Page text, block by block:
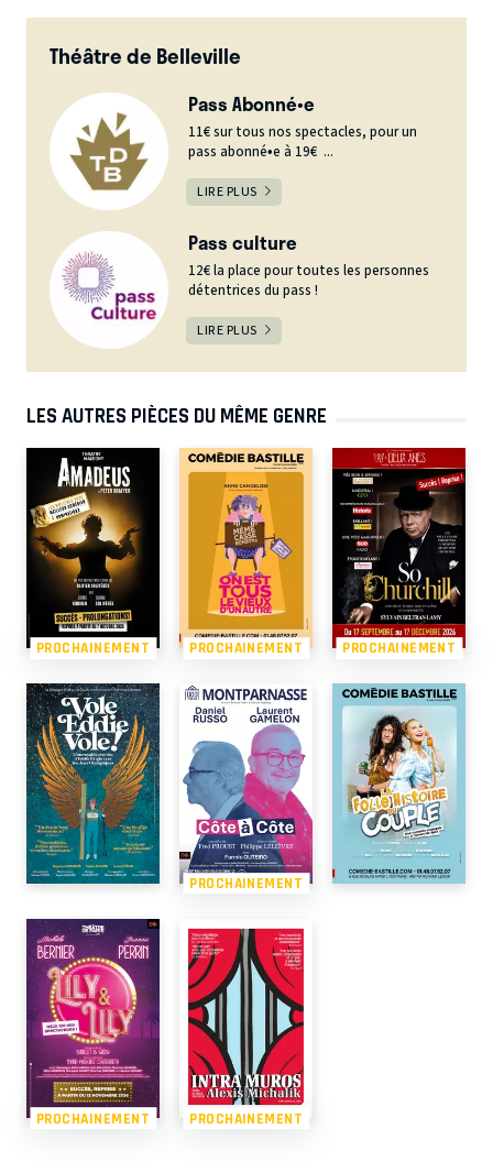
Théâtre de Belleville
Pass Abonné•e
11€ sur tous nos spectacles, pour un
pass abonné•e à 19€ ...
LIRE PLUS
Pass culture
12€ la place pour toutes les personnes
détentrices du pass !
LIRE PLUS
LES AUTRES PIÈCES DU MÊME GENRE
PROCHAINEMENT PROCHAINEMENT PROCHAINEMENT
PROCHAINEMENT
PROCHAINEMENT PROCHAINEMENT